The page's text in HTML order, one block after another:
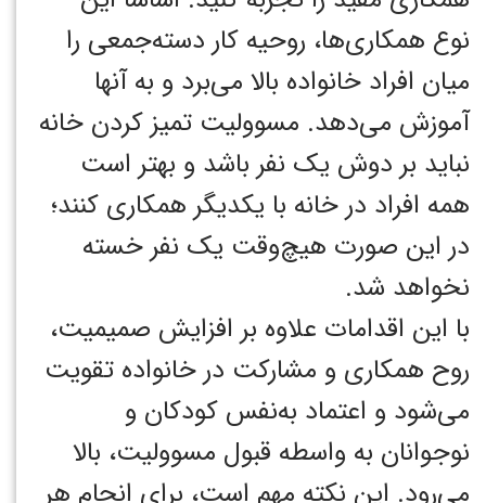
نوع همکاری‌ها، روحیه کار دسته‌جمعی را
میان افراد خانواده بالا می‌برد و به آنها
آموزش می‌دهد. مسوولیت تمیز کردن خانه
نباید بر دوش یک نفر باشد و بهتر است
همه افراد در خانه با یکدیگر همکاری کنند؛
در این صورت هیچ‌وقت یک نفر خسته
نخواهد شد.
با این اقدامات علاوه بر افزایش صمیمیت،
روح همکاری و مشارکت در خانواده تقویت
می‌شود و اعتماد به‌نفس کودکان و
نوجوانان به واسطه قبول مسوولیت، بالا
می‌رود. این نکته مهم است، برای انجام هر